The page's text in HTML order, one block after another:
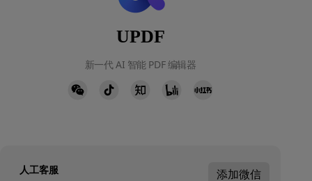
UPDF
新一代 AI 智能 PDF 编辑器
人工客服 添加微信